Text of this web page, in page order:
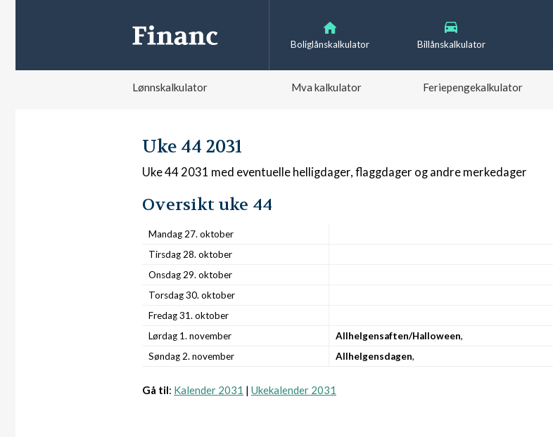
Boliglånskalkulator Billånskalkulator
Lønnskalkulator Mva kalkulator Feriepengekalkulator
Uke 44 2031
Uke 44 2031 med eventuelle helligdager, flaggdager og andre merkedager
Oversikt uke 44
Mandag 27. oktober
Tirsdag 28. oktober
Onsdag 29. oktober
Torsdag 30. oktober
Fredag 31. oktober
Lørdag 1. november
Allhelgensaften/Halloween,
Søndag 2. november
Allhelgensdagen,
Gå til: Kalender 2031 | Ukekalender 2031